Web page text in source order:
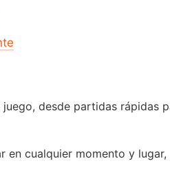
desde partidas
cualquier momento y